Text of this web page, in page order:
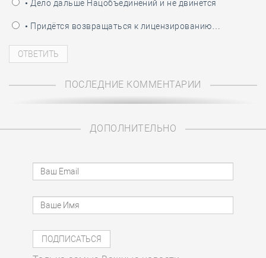
• Дело дальше Нацобъединений и не двинется
• Придётся возвращаться к лицензированию…
ПОСЛЕДНИЕ КОММЕНТАРИИ
ДОПОЛНИТЕЛЬНО